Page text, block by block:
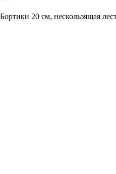
20 см, нескользящая